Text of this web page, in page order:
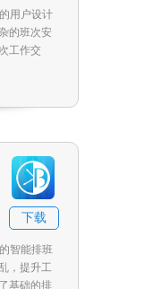
用户设计
的班次安
工作交
下载
智能排班
，提升工
基础的排